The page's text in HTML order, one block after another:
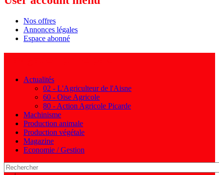
Nos offres
Annonces légales
Espace abonné
Actualités
02 - L'Agriculteur de l'Aisne
60 - Oise Agricole
80 - Action Agricole Picarde
Machinisme
Production animale
Production végétale
Magazine
Economie / Gestion